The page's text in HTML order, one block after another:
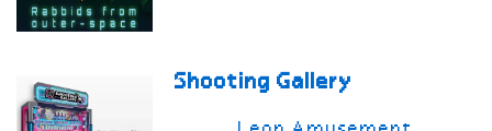
Shooting Gallery